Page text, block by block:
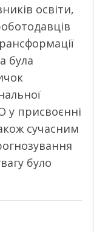
освіти,
була
у присвоєнні
сучасним
було